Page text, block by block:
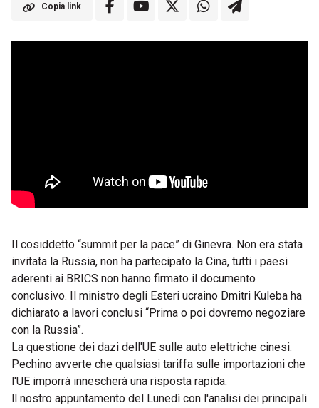
Copia link
Il cosiddetto “summit per la pace” di Ginevra. Non era stata
invitata la Russia, non ha partecipato la Cina, tutti i paesi
aderenti ai BRICS non hanno firmato il documento
conclusivo. Il ministro degli Esteri ucraino Dmitri Kuleba ha
dichiarato a lavori conclusi “Prima o poi dovremo negoziare
con la Russia”.
La questione dei dazi dell'UE sulle auto elettriche cinesi.
Pechino avverte che qualsiasi tariffa sulle importazioni che
l'UE imporrà innescherà una risposta rapida.
ll nostro appuntamento del Lunedì con l'analisi dei principali